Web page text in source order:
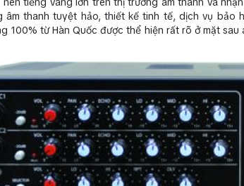
âm thanh tuyệt hảo, thiết kế tinh tế, dịch vụ bảo
100% từ Hàn Quốc được thể hiện rất rõ ở mặt sau